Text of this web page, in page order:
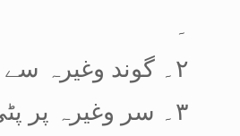
۔
۲۔ گوند وغیرہ سے بال جمانا۔
۳۔ سر وغیرہ پر